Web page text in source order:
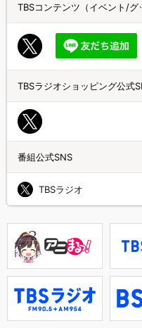
TBSコンテンツ（イベント/グ
TBSラジオショッピング公式
番組公式SNS
TBSラジオ